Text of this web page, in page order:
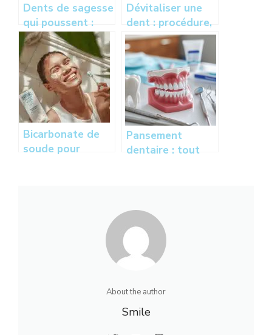
Dents de sagesse
qui poussent :
symptômes, âge,
douleur et
solutions pour
soulager
Dévitaliser une
dent : procédure,
prix et
remboursement –
Guide complet
Bicarbonate de
soude pour
Pansement
dentaire : tout
comment
reboucher une
carie
About the author
Smile